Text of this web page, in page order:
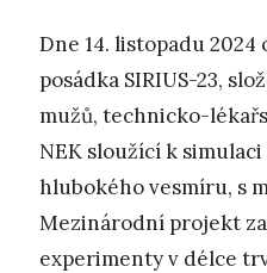
Dne 14. listopadu
posádka SIRIUS-23,
mužů, technicko-
NEK sloužící k
hlubokého vesmíru, s
Mezinárodní projekt
experimenty v délce